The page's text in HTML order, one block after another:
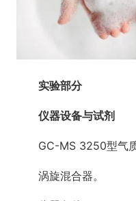
实验部分
仪器设备与试剂
GC-MS 3250型气质
涡旋混合器。